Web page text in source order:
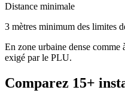
Distance minimale
3 mètres minimum des limites
En zone urbaine dense
exigé par le PLU.
Comparez 15+